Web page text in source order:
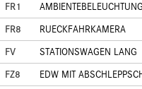
FR1
AMBIENTEBELEUCHTUNG
FR8
RUECKFAHRKAMERA
FV
STATIONSWAGEN LANG
FZ8
EDW MIT